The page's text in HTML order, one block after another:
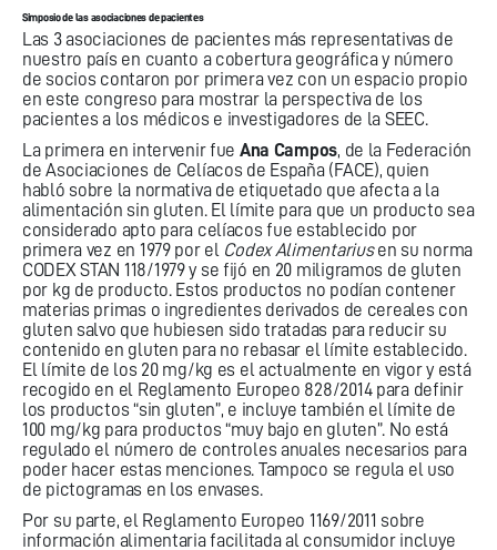
Simposio de las asociaciones de pacientes
Las 3 asociaciones de pacientes más representativas de
nuestro país en cuanto a cobertura geográfica y número
de socios contaron por primera vez con un espacio propio
en este congreso para mostrar la perspectiva de los
pacientes a los médicos e investigadores de la SEEC.
La primera en intervenir fue Ana Campos, de la Federación
de Asociaciones de Celíacos de España (FACE), quien
habló sobre la normativa de etiquetado que afecta a la
alimentación sin gluten. El límite para que un producto sea
considerado apto para celíacos fue establecido por
primera vez en 1979 por el Codex Alimentariusen su norma
CODEX STAN 118/1979 y se fijó en 20 miligramos de gluten
por kg de producto. Estos productos no podían contener
materias primas o ingredientes derivados de cereales con
gluten salvo que hubiesen sido tratadas para reducir su
contenido en gluten para no rebasar el límite establecido.
El límite de los 20 mg/kg es el actualmente en vigor y está
recogido en el Reglamento Europeo 828/2014 para definir
los productos “sin gluten”, e incluye también el límite de
100 mg/kg para productos “muy bajo en gluten”. No está
regulado el número de controles anuales necesarios para
poder hacer estas menciones. Tampoco se regula el uso
de pictogramas en los envases.
Por su parte, el Reglamento Europeo 1169/2011 sobre
información alimentaria facilitada al consumidor incluye